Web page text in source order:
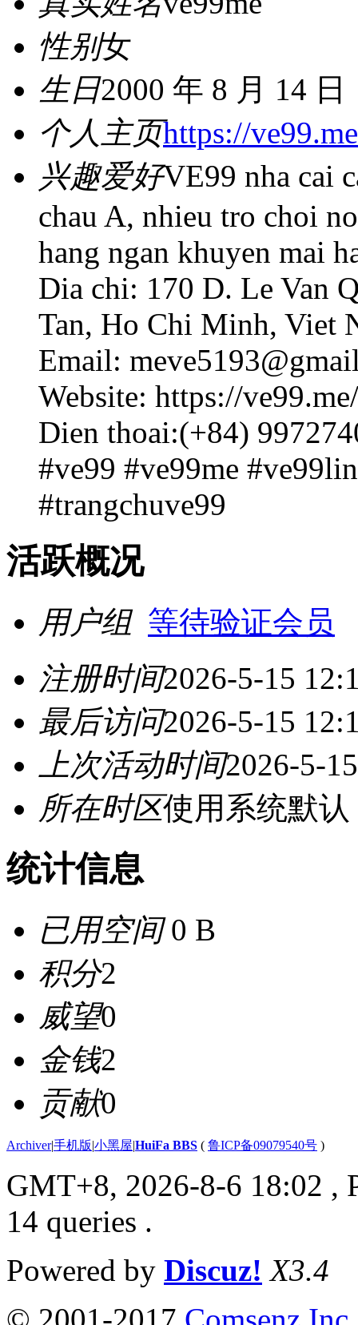
性别女
生日2000 年 8 月 14 日
个人主页https://
兴趣爱好VE99 nha cai
chau A, nhieu tro choi
hang ngan khuyen mai
Dia chi: 170 D. Le Van
Tan, Ho Chi Minh, Viet
Email:
Website: https://ve99.me/
Dien thoai:(+84)
#ve99 #ve99me
#trangchuve99
活跃概况
用户组 等待验证会员
注册时间2026-5-15
最后访问2026-5-15
上次活动时间2026-5-
所在时区使用系统默认
统计信息
已用空间0 B
积分2
威望0
金钱2
贡献0
Archiver|手机版|小黑屋|HuiFa BBS ( 鲁ICP备09079540号 )
GMT+8, 2026-8-6 18:02 ,
14 queries .
Powered by Discuz! X3.4